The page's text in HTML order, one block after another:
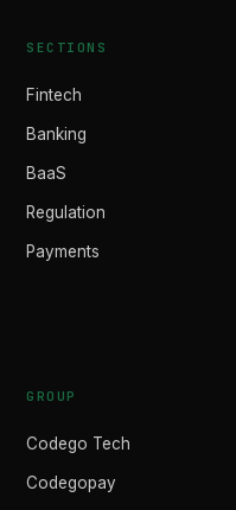
SECTIONS
Fintech
Banking
BaaS
Regulation
Payments
GROUP
Codego Tech
Codegopay